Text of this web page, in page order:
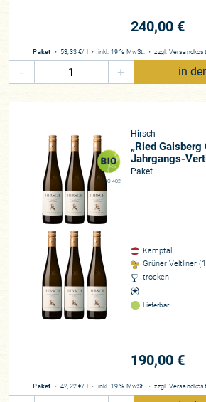
240,00 €
Paket ・ 53,33 €/ l ・ inkl. 19 % MwSt.・zzgl.
- + in
AT-BIO-402
Hirsch
„Ried
Jahrgangs-
Paket
Kamptal
Grüner Veltliner
trocken
Lieferbar
190,00 €
Paket ・ 42,22 €/ l ・ inkl. 19 % MwSt. ・zzgl.